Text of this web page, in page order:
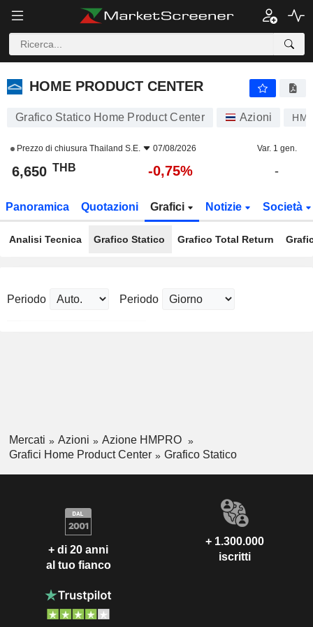
HOME PRODUCT CENTER
HOME PRODUCT CENTER
Grafico Statico Home Product Center Azioni
Prezzo di chiusura Thailand S.E. 07/08/2026 Var. 1 gen.
6,650 THB -0,75% -
Panoramica Quotazioni Grafici Notizie Società
Analisi Tecnica Grafico Statico Grafico Total Return
Periodo Periodo
Mercati Azioni
Azione HMPRO
Grafici Home Product Center
Grafico Statico
+ di 20 anni
al tuo fianco
+ 1.300.000
iscritti